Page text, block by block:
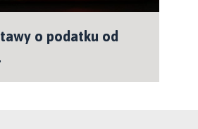
o podatku od